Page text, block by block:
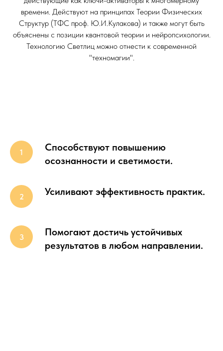
времени. Действуют на принципах Теории Физических
Структур (ТФС проф. Ю.И.Кулакова) и также могут быть
объяснены с позиции квантовой теории и нейропсихологии.
Технологию Светлиц можно отнести к современной
"техномагии".
Способствуют повышению
осознанности и светимости.
Усиливают эффективность практик.
Помогают достичь устойчивых
результатов в любом направлении.